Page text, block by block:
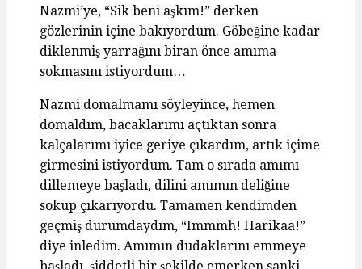
Nazmi’ye, “Sik beni aşkım!” derken
gözlerinin içine bakıyordum. Göbeğine kadar
diklenmiş yarrağını biran önce amıma
sokmasını istiyordum…
Nazmi domalmamı söyleyince, hemen
domaldım, bacaklarımı açtıktan sonra
kalçalarımı iyice geriye çıkardım, artık içime
girmesini istiyordum. Tam o sırada amımı
dillemeye başladı, dilini amımın deliğine
sokup çıkarıyordu. Tamamen kendimden
geçmiş durumdaydım, “Immmh! Harikaa!”
diye inledim. Amımın dudaklarını emmeye